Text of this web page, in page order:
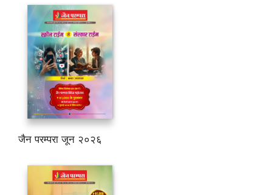
जैन परम्परा जून २०२६